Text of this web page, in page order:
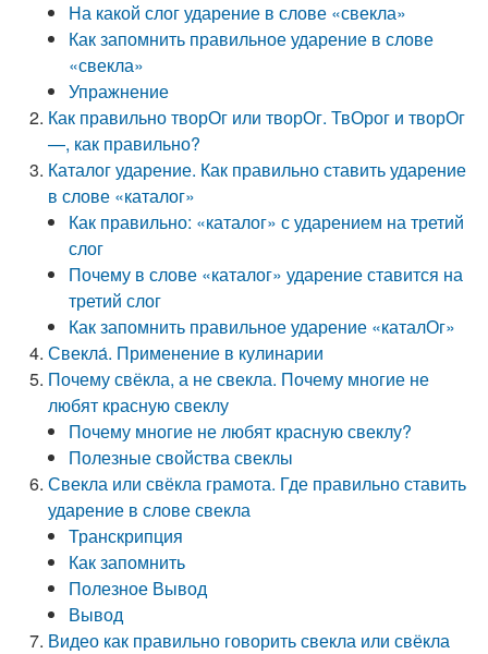
На какой слог ударение в слове «свекла»
Как запомнить правильное ударение в слове
«свекла»
Упражнение
Как правильно творОг или творОг. ТвОрог и творОг
—, как правильно?
Каталог ударение. Как правильно ставить ударение
в слове «каталог»
Как правильно: «каталог» с ударением на третий
слог
Почему в слове «каталог» ударение ставится на
третий слог
Как запомнить правильное ударение «каталОг»
Свекла́. Применение в кулинарии
Почему свёкла, а не свекла. Почему многие не
любят красную свеклу
Почему многие не любят красную свеклу?
Полезные свойства свеклы
Свекла или свёкла грамота. Где правильно ставить
ударение в слове свекла
Транскрипция
Как запомнить
Полезное Вывод
Вывод
Видео как правильно говорить свекла или свёкла